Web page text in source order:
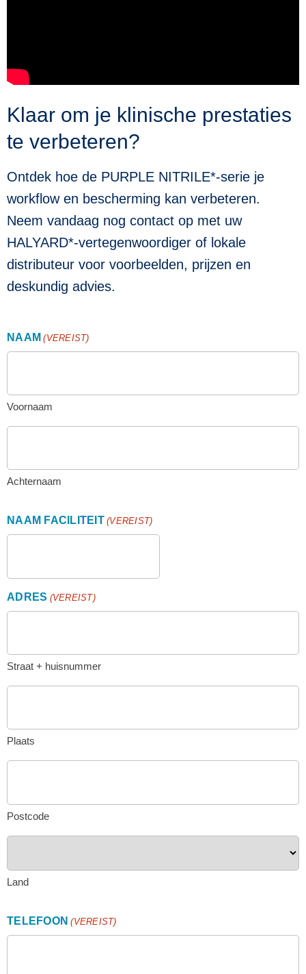
Klaar om je klinische prestaties
te verbeteren?
Ontdek hoe de PURPLE NITRILE*-serie je
workflow en bescherming kan verbeteren.
Neem vandaag nog contact op met uw
HALYARD*-vertegenwoordiger of lokale
distributeur voor voorbeelden, prijzen en
deskundig advies.
NAAM (VEREIST)
Voornaam
Achternaam
NAAM FACILITEIT (VEREIST)
ADRES (VEREIST)
Straat + huisnummer
Plaats
Postcode
Land
TELEFOON (VEREIST)